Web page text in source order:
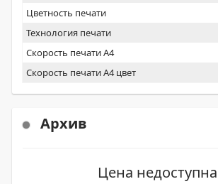
Цветность печати
Технология печати
Скорость печати А4
Скорость печати А4 цвет
Архив
Цена недоступна